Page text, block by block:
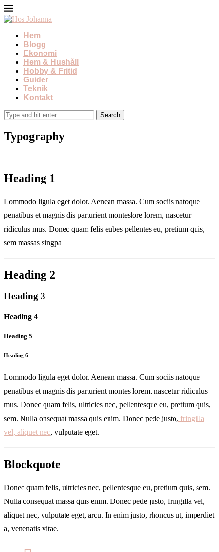
Hem
Blogg
Ekonomi
Hem & Hushåll
Hobby & Fritid
Guider
Teknik
Kontakt
Typography
Heading 1
Lommodo ligula eget dolor. Aenean massa. Cum sociis natoque
penatibus et magnis dis parturient monteslore lorem, nascetur
ridiculus mus. Donec quam felis eubes pellentes eu, pretium quis,
sem massas singpa
Heading 2
Heading 3
Heading 4
Heading 5
Heading 6
Lommodo ligula eget dolor. Aenean massa. Cum sociis natoque
penatibus et magnis dis parturient montes lorem, nascetur ridiculus
mus. Donec quam felis, ultricies nec, pellentesque eu, pretium quis,
sem. Nulla onsequat massa quis enim. Donec pede justo, fringilla
vel, aliquet nec, vulputate eget.
Blockquote
Donec quam felis, ultricies nec, pellentesque eu, pretium quis, sem.
Nulla consequat massa quis enim. Donec pede justo, fringilla vel,
aliquet nec, vulputate eget, arcu. In enim justo, rhoncus ut, imperdiet
a, venenatis vitae.